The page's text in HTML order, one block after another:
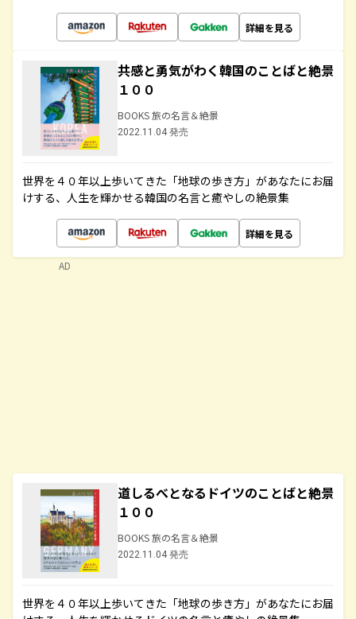
詳細を見る
共感と勇気がわく韓国のことばと絶景
１００
BOOKS 旅の名言＆絶景
2022.11.04 発売
世界を４０年以上歩いてきた「地球の歩き方」があなたにお届
けする、人生を輝かせる韓国の名言と癒やしの絶景集
詳細を見る
道しるべとなるドイツのことばと絶景
１００
BOOKS 旅の名言＆絶景
2022.11.04 発売
世界を４０年以上歩いてきた「地球の歩き方」があなたにお届
AD